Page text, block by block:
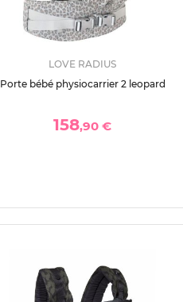
LOVE RADIUS
Porte bébé physiocarrier 2 leopard
158,90 €